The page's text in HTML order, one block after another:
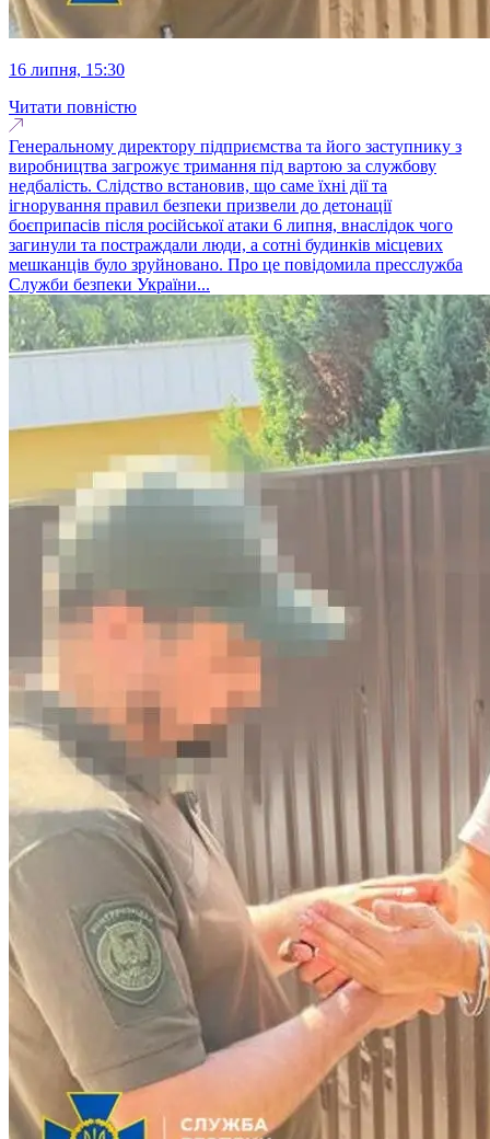
16 липня, 15:30
Читати повністю
Генеральному директору підприємства та його заступнику з
виробництва загрожує тримання під вартою за службову
недбалість. Слідство встановив, що саме їхні дії та
ігнорування правил безпеки призвели до детонації
боєприпасів після російської атаки 6 липня, внаслідок чого
загинули та постраждали люди, а сотні будинків місцевих
мешканців було зруйновано. Про це повідомила пресслужба
Служби безпеки України...